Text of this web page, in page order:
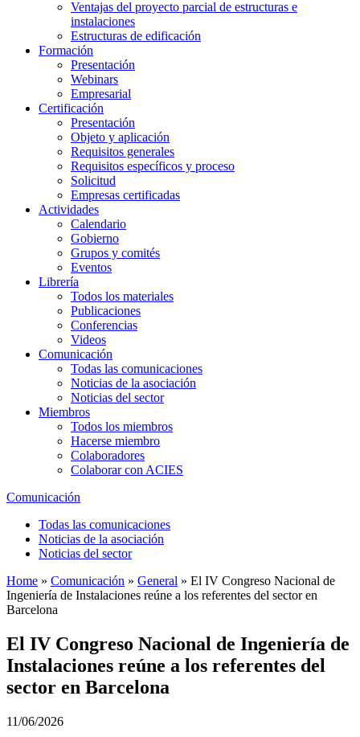
Ventajas del proyecto parcial de estructuras e
instalaciones
Estructuras de edificación
Formación
Presentación
Webinars
Empresarial
Certificación
Presentación
Objeto y aplicación
Requisitos generales
Requisitos específicos y proceso
Solicitud
Empresas certificadas
Actividades
Calendario
Gobierno
Grupos y comités
Eventos
Librería
Todos los materiales
Publicaciones
Conferencias
Videos
Comunicación
Todas las comunicaciones
Noticias de la asociación
Noticias del sector
Miembros
Todos los miembros
Hacerse miembro
Colaboradores
Colaborar con ACIES
Comunicación
Todas las comunicaciones
Noticias de la asociación
Noticias del sector
Home » Comunicación » General » El IV Congreso Nacional de
Ingeniería de Instalaciones reúne a los referentes del sector en
Barcelona
El IV Congreso Nacional de Ingeniería de
Instalaciones reúne a los referentes del
sector en Barcelona
11/06/2026